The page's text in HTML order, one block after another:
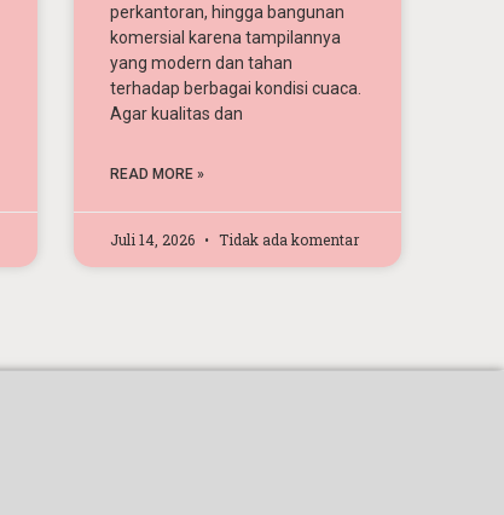
perkantoran, hingga bangunan
komersial karena tampilannya
yang modern dan tahan
terhadap berbagai kondisi cuaca.
Agar kualitas dan
READ MORE »
Juli 14, 2026 Tidak ada komentar